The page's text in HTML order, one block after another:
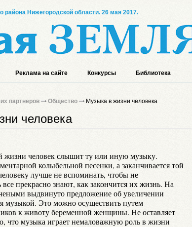
района Нижегородской области. 26 мая 2017.
Реклама на сайте Конкурсы Библиотека
партнеров Общество Музыка в жизни человека
человека
жизни человек слышит ту или иную музыку.
колыбельной песенки, а заканчивается той
лучше не вспоминать, чтобы не
все прекрасно знают, как закончится их жизнь. На
выдвинуто предложение об увеличении
музыкой. Это можно осуществить путем
к животу беременной женщины. Не оставляет
что музыка играет немаловажную роль в жизни